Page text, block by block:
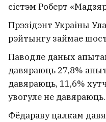
сістэм Роберт
Прэзідэнт Украіны
рэйтынгу займае
Паводле даных
давяраюць 27,8%
давяраюць, 11,6%
увогуле не давяраюць.
Фёдараву цалкам